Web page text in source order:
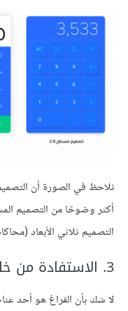
أكثر وضوحًا من التصميم
التصميم ثلاثي الأبعاد
3. الاستفادة من خاصية الفراغ السلبي
لا شك بأن الفراغ هو أحد